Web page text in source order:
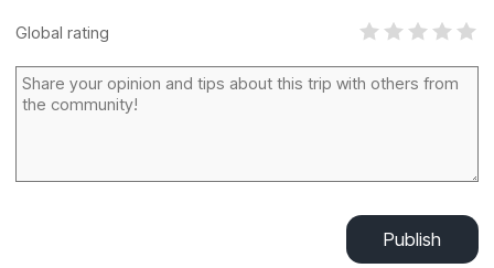
Global rating
Publish